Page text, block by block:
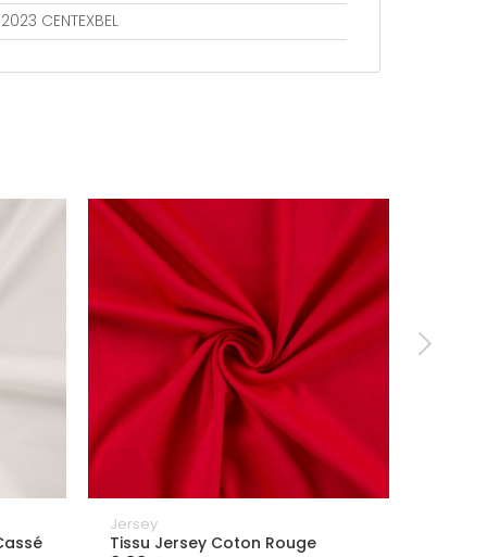
CENTEXBEL
Jersey
Tissu Jersey Coton Rouge